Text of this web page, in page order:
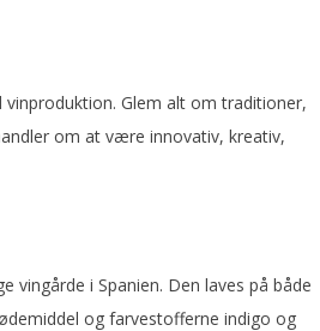
Glem alt om traditioner,
om at være innovativ, kreativ,
vingårde i Spanien. Den laves på både
og farvestofferne indigo og